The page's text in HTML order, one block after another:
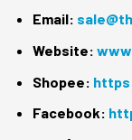
Email:
Website:
Shopee:
Facebook: